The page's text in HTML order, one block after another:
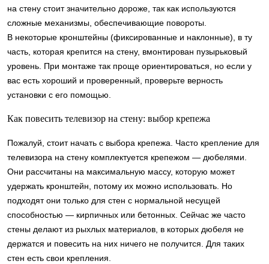
на стену стоит значительно дороже, так как используются
сложные механизмы, обеспечивающие повороты.
В некоторые кронштейны (фиксированные и наклонные), в ту
часть, которая крепится на стену, вмонтирован пузырьковый
уровень. При монтаже так проще ориентироваться, но если у
вас есть хороший и проверенный, проверьте верность
установки с его помощью.
Как повесить телевизор на стену: выбор крепежа
Пожалуй, стоит начать с выбора крепежа. Часто крепление для
телевизора на стену комплектуется крепежом — дюбелями.
Они рассчитаны на максимальную массу, которую может
удержать кронштейн, потому их можно использовать. Но
подходят они только для стен с нормальной несущей
способностью — кирпичных или бетонных. Сейчас же часто
стены делают из рыхлых материалов, в которых дюбеля не
держатся и повесить на них ничего не получится. Для таких
стен есть свои крепления.